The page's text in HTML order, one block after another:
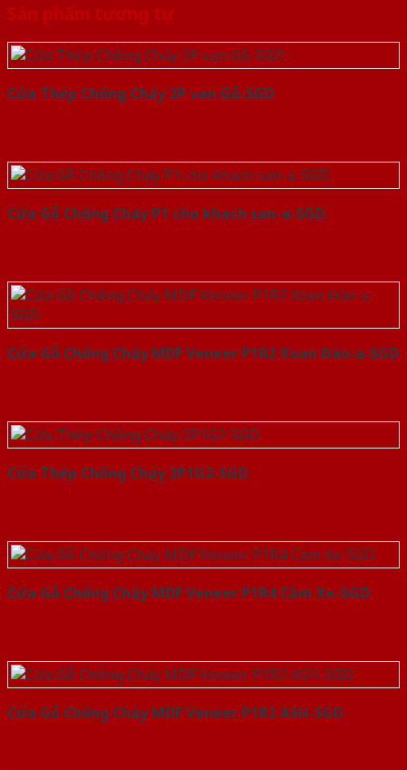
Sản phẩm tương tự
Cửa Thép Chống Cháy 2P van Gỗ-SGD
Cửa Gỗ Chống Cháy P1 cho khach san-a-SGD
Cửa Gỗ Chống Cháy MDF Veneer P1R2 Xoan Đào-a-SGD
Cửa Thép Chống Cháy 2P1G2-SGD
Cửa Gỗ Chống Cháy MDF Veneer P1R4 Căm Xe-SGD
Cửa Gỗ Chống Cháy MDF Veneer P1R2 ASH-SGD